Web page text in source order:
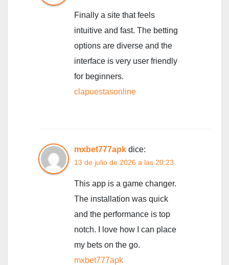
Finally a site that feels
intuitive and fast. The betting
options are diverse and the
interface is very user friendly
for beginners.
clapuestasonline
mxbet777apk dice:
13 de julio de 2026 a las 20:23
This app is a game changer.
The installation was quick
and the performance is top
notch. I love how I can place
my bets on the go.
mxbet777apk